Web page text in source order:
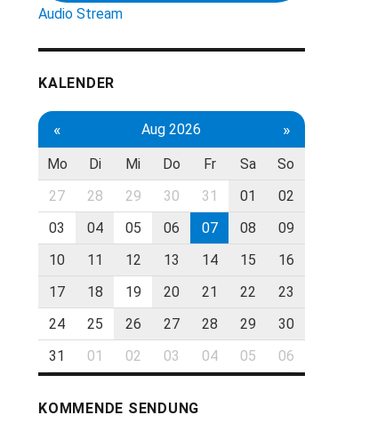
Audio Stream
KALENDER
« Aug 2026 »
Mo Di Mi Do Fr Sa
So
27
28 29 30 31 01
02
03
04 05 06 07 08
09
10
11 12 13 14 15
16
17
18 19 20 21 22
23
24
25 26 27 28 29
30
31
01 02 03 04 05 06
KOMMENDE SENDUNG